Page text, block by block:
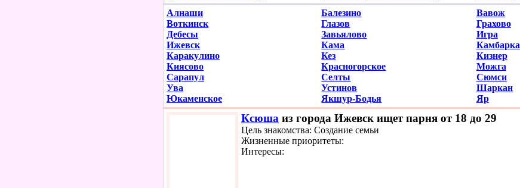
Алнаши Балезино
Вавож
Воткинск
Глазов
Грахово
Дебесы
Завьялово
Игра
Ижевск
Кама
Камбарка
Каракулино
Кез
Кизнер
Киясово
Красногорское
Можга
Сарапул
Селты
Сюмси
Ува
Устинов
Шаркан
Юкаменское
Якшур-Бодья Яр
Ксюша из города Ижевск ищет парня от 18 до 29
Цель знакомства: Создание семьи
Жизненные приоритеты:
Интересы: